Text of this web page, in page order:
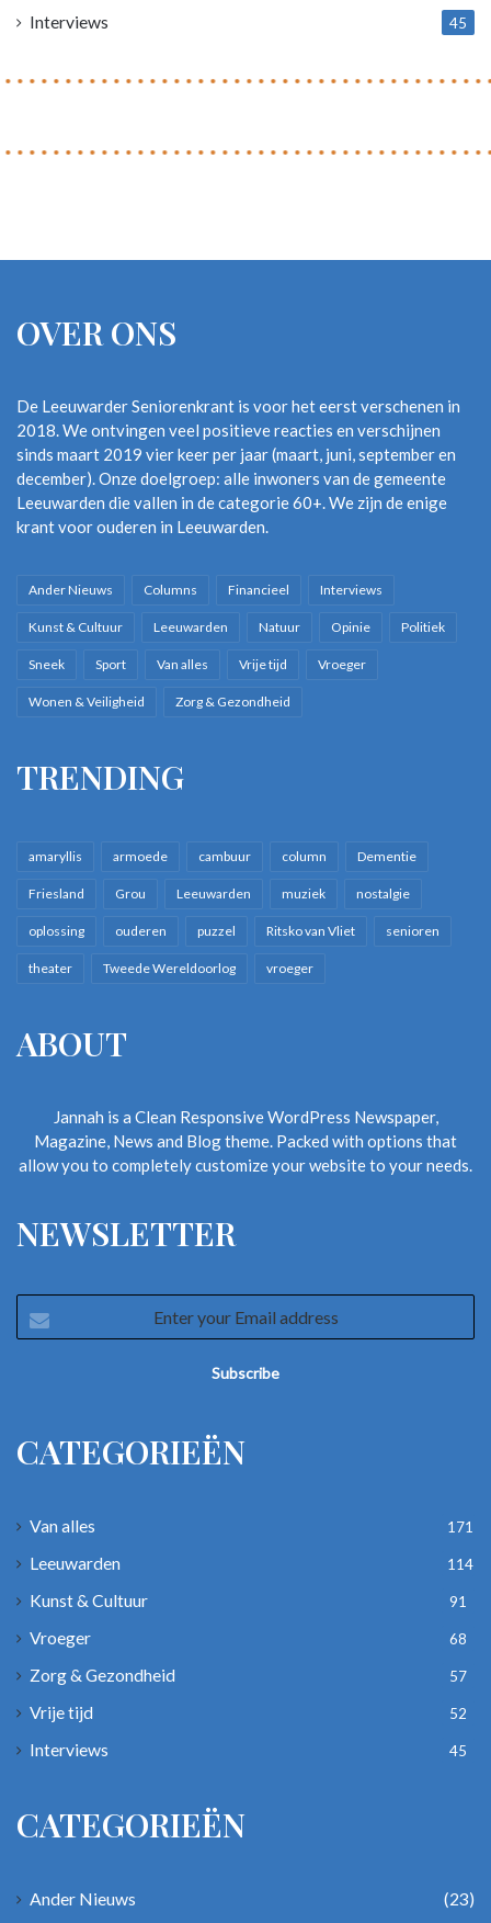
Interviews 45
OVER ONS
De Leeuwarder Seniorenkrant is voor het eerst verschenen in
2018. We ontvingen veel positieve reacties en verschijnen
sinds maart 2019 vier keer per jaar (maart, juni, september en
december). Onze doelgroep: alle inwoners van de gemeente
Leeuwarden die vallen in de categorie 60+. We zijn de enige
krant voor ouderen in Leeuwarden.
Ander Nieuws Columns Financieel Interviews
Kunst & Cultuur Leeuwarden Natuur Opinie Politiek
Sneek Sport Van alles Vrije tijd Vroeger
Wonen & Veiligheid Zorg & Gezondheid
TRENDING
amaryllis armoede cambuur column Dementie
Friesland Grou Leeuwarden muziek nostalgie
oplossing ouderen puzzel Ritsko van Vliet senioren
theater Tweede Wereldoorlog vroeger
ABOUT
Jannah is a Clean Responsive WordPress Newspaper,
Magazine, News and Blog theme. Packed with options that
allow you to completely customize your website to your needs.
NEWSLETTER
your
CATEGORIEËN
Van alles 171
Leeuwarden 114
Kunst & Cultuur 91
Vroeger 68
Zorg & Gezondheid 57
Vrije tijd 52
Interviews 45
CATEGORIEËN
Ander Nieuws (23)